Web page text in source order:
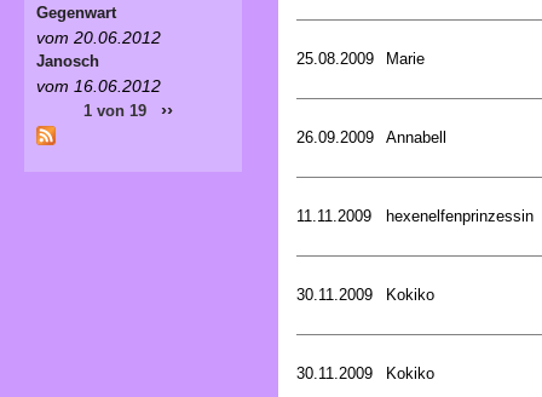
25.08.2009 Marie
26.09.2009 Annabell
11.11.2009 hexenelfenprinzessin
30.11.2009 Kokiko
30.11.2009 Kokiko
Gegenwart
vom 20.06.2012
Janosch
vom 16.06.2012
1 von 19 ››